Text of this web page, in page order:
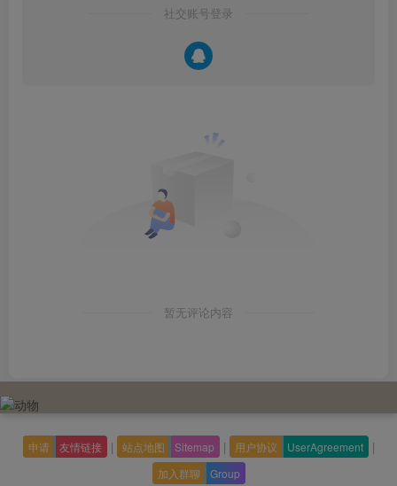
社交账号登录
暂无评论内容
申请 友情链接 | 站点地图 Sitemap | 用户协议 UserAgreement |
加入群聊 Group